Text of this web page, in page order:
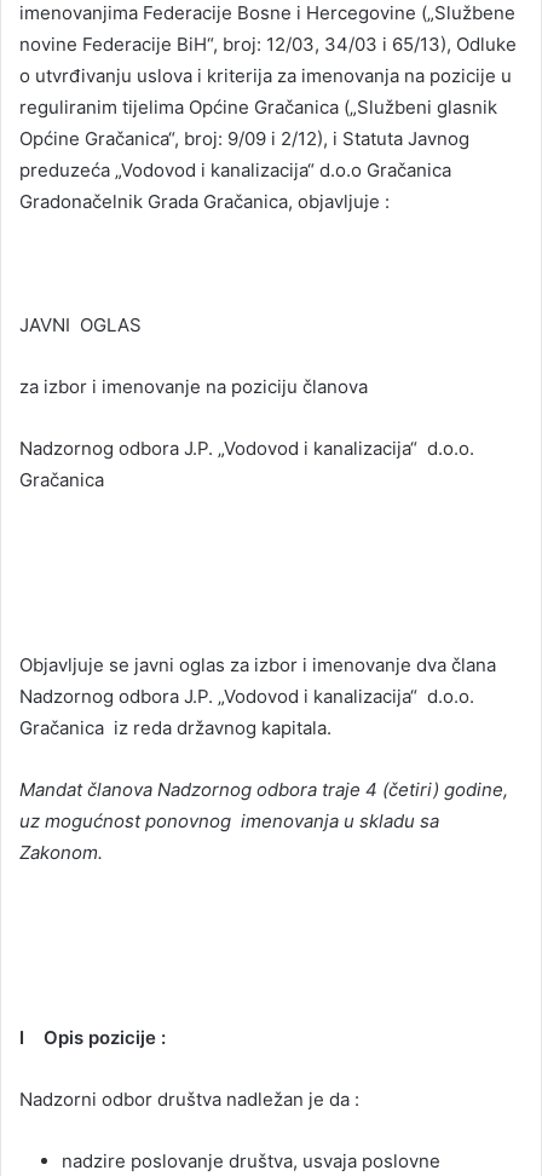
imenovanjima Federacije Bosne i Hercegovine („Službene
novine Federacije BiH“, broj: 12/03, 34/03 i 65/13), Odluke
o utvrđivanju uslova i kriterija za imenovanja na pozicije u
reguliranim tijelima Općine Gračanica („Službeni glasnik
Općine Gračanica“, broj: 9/09 i 2/12), i Statuta Javnog
preduzeća „Vodovod i kanalizacija“ d.o.o Gračanica
Gradonačelnik Grada Gračanica, objavljuje :
JAVNI OGLAS
za izbor i imenovanje na poziciju članova
Nadzornog odbora J.P. „Vodovod i kanalizacija“ d.o.o.
Gračanica
Objavljuje se javni oglas za izbor i imenovanje dva člana
Nadzornog odbora J.P. „Vodovod i kanalizacija“ d.o.o.
Gračanica iz reda državnog kapitala.
Mandat članova Nadzornog odbora traje 4 (četiri) godine,
uz mogućnost ponovnog imenovanja u skladu sa
Zakonom.
I Opis pozicije :
Nadzorni odbor društva nadležan je da :
nadzire poslovanje društva, usvaja poslovne